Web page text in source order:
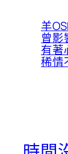
羊
曾影
有著
稀情